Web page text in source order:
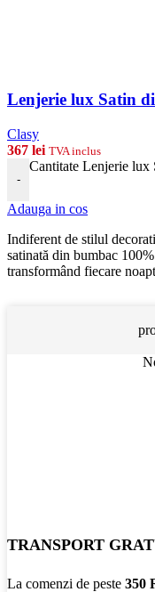
Lenjerie lux Satin
Clasy
367 lei TVA inclus
-
Cantitate Lenjerie lux
Adauga in cos
Indiferent de stilul
satinată din bumbac
transformând fiecare
TRANSPORT
La comenzi de peste 350